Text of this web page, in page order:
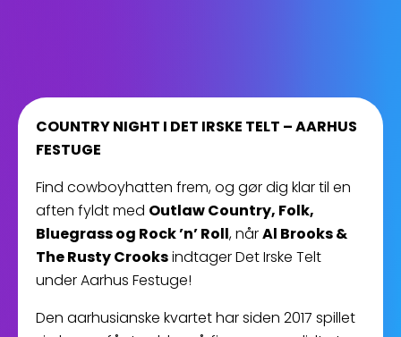
COUNTRY NIGHT I DET IRSKE TELT – AARHUS
FESTUGE
Find cowboyhatten frem, og gør dig klar til en
aften fyldt med Outlaw Country, Folk,
Bluegrass og Rock ’n’ Roll, nårAl Brooks &
The Rusty Crooksindtager Det Irske Telt
under Aarhus Festuge!
Den aarhusianske kvartet har siden 2017 spillet